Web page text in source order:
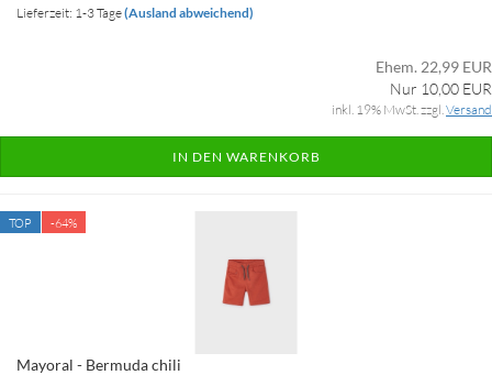
Lieferzeit: 1-3 Tage(Ausland abweichend)
Ehem. 22,99 EUR
Nur 10,00 EUR
inkl. 19% MwSt. zzgl.Versand
IN DEN WARENKORB
TOP -64%
Mayoral - Bermuda chili